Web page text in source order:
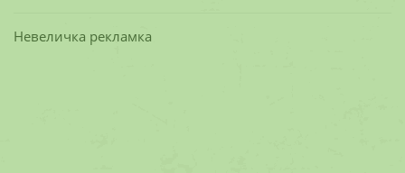
Невеличка рекламка